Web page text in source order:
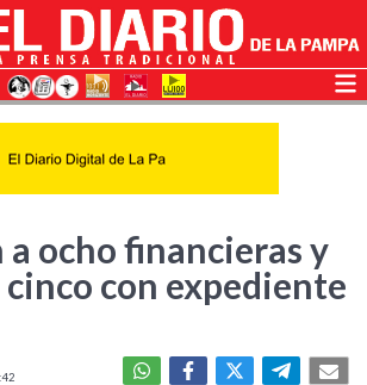
ocho financieras y
con expediente